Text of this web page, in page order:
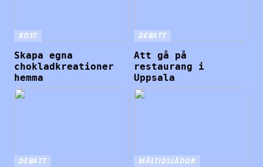
KOST
Skapa egna
chokladkreationer
hemma
DEBATT
Att gå på
restaurang i
Uppsala
DEBATT MÅLTIDSLÅDOR